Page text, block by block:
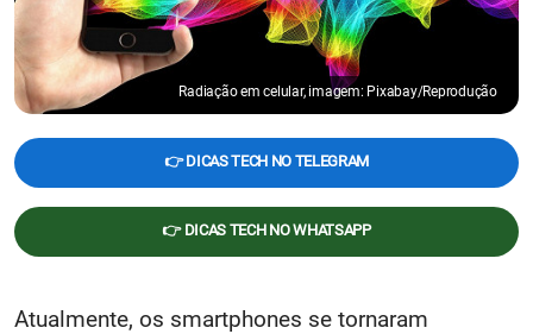
Radiação em celular, imagem: Pixabay/Reprodução
👉 DICAS TECH NO TELEGRAM
👉 DICAS TECH NO WHATSAPP
Atualmente, os smartphones se tornaram